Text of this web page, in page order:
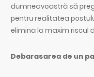
dumneavoastră să
pentru realitatea
elimina la maxim riscul
Debarasarea de un